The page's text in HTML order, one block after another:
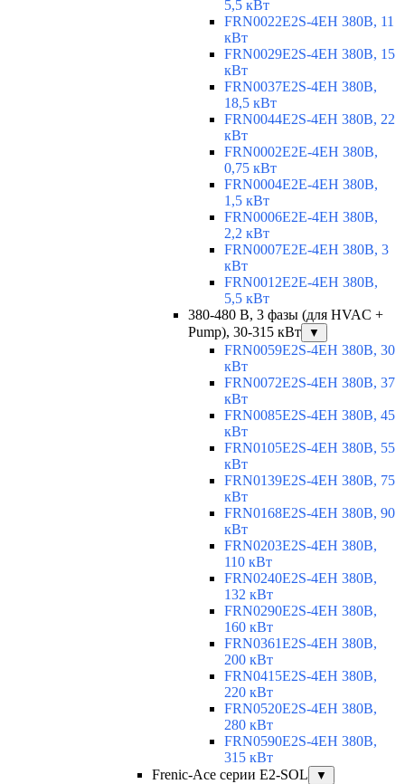
5,5 кВт
FRN0022E2S-4EH 380В, 11
кВт
FRN0029E2S-4EH 380В, 15
кВт
FRN0037E2S-4EH 380В,
18,5 кВт
FRN0044E2S-4EH 380В, 22
кВт
FRN0002E2E-4EH 380В,
0,75 кВт
FRN0004E2E-4EH 380В,
1,5 кВт
FRN0006E2E-4EH 380В,
2,2 кВт
FRN0007E2E-4EH 380В, 3
кВт
FRN0012E2E-4EH 380В,
5,5 кВт
380-480 В, 3 фазы (для HVAC +
Pump), 30-315 кВт
▼
FRN0059E2S-4EH 380В, 30
кВт
FRN0072E2S-4EH 380В, 37
кВт
FRN0085E2S-4EH 380В, 45
кВт
FRN0105E2S-4EH 380В, 55
кВт
FRN0139E2S-4EH 380В, 75
кВт
FRN0168E2S-4EH 380В, 90
кВт
FRN0203E2S-4EH 380В,
110 кВт
FRN0240E2S-4EH 380В,
132 кВт
FRN0290E2S-4EH 380В,
160 кВт
FRN0361E2S-4EH 380В,
200 кВт
FRN0415E2S-4EH 380В,
220 кВт
FRN0520E2S-4EH 380В,
280 кВт
FRN0590E2S-4EH 380В,
315 кВт
Frenic-Ace серии E2-SOL
▼